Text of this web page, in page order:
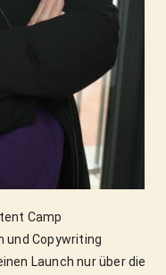
Camp
und Copywriting
Launch nur über die